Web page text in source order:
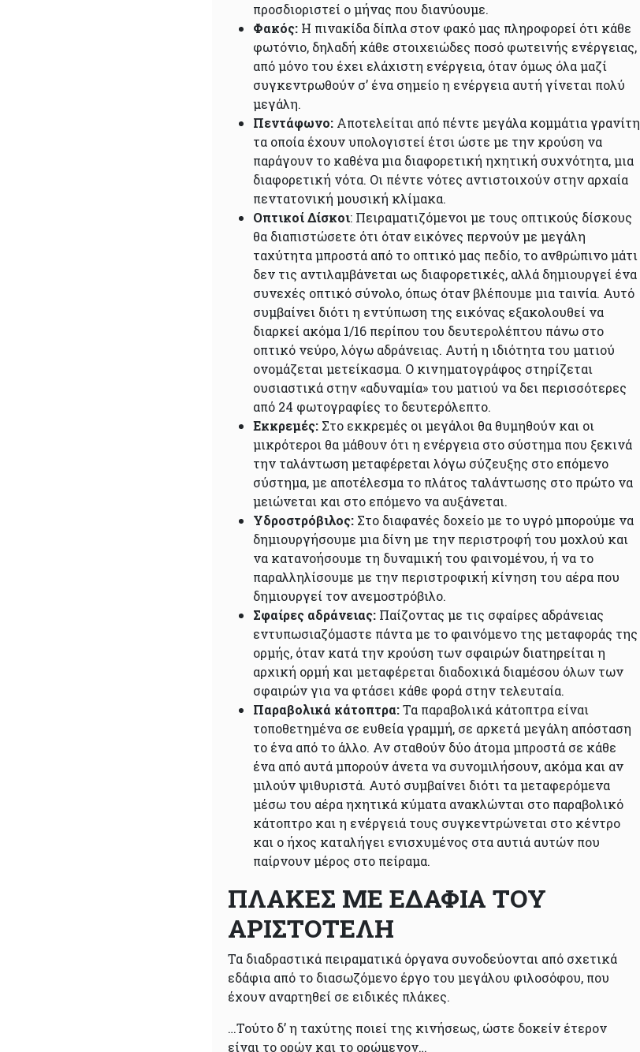
προσδιοριστεί ο μήνας που διανύουμε.
Φακός: Η πινακίδα δίπλα στον φακό μας πληροφορεί ότι κάθε
φωτόνιο, δηλαδή κάθε στοιχειώδες ποσό φωτεινής ενέργειας,
από μόνο του έχει ελάχιστη ενέργεια, όταν όμως όλα μαζί
συγκεντρωθούν σ’ ένα σημείο η ενέργεια αυτή γίνεται πολύ
μεγάλη.
Πεντάφωνο:Αποτελείται από πέντε μεγάλα κομμάτια γρανίτη
τα οποία έχουν υπολογιστεί έτσι ώστε με την κρούση να
παράγουν το καθένα μια διαφορετική ηχητική συχνότητα, μια
διαφορετική νότα. Οι πέντε νότες αντιστοιχούν στην αρχαία
πεντατονική μουσική κλίμακα.
Οπτικοί Δίσκοι: Πειραματιζόμενοι με τους οπτικούς δίσκους
θα διαπιστώσετε ότι όταν εικόνες περνούν με μεγάλη
ταχύτητα μπροστά από το οπτικό μας πεδίο, το ανθρώπινο μάτι
δεν τις αντιλαμβάνεται ως διαφορετικές, αλλά δημιουργεί ένα
συνεχές οπτικό σύνολο, όπως όταν βλέπουμε μια ταινία. Αυτό
συμβαίνει διότι η εντύπωση της εικόνας εξακολουθεί να
διαρκεί ακόμα 1/16 περίπου του δευτερολέπτου πάνω στο
οπτικό νεύρο, λόγω αδράνειας. Αυτή η ιδιότητα του ματιού
ονομάζεται μετείκασμα. Ο κινηματογράφος στηρίζεται
ουσιαστικά στην «αδυναμία» του ματιού να δει περισσότερες
από 24 φωτογραφίες το δευτερόλεπτο.
Εκκρεμές:Στο εκκρεμές οι μεγάλοι θα θυμηθούν και οι
μικρότεροι θα μάθουν ότι η ενέργεια στο σύστημα που ξεκινά
την ταλάντωση μεταφέρεται λόγω σύζευξης στο επόμενο
σύστημα, με αποτέλεσμα το πλάτος ταλάντωσης στο πρώτο να
μειώνεται και στο επόμενο να αυξάνεται.
Υδροστρόβιλος:Στο διαφανές δοχείο με το υγρό μπορούμε να
δημιουργήσουμε μια δίνη με την περιστροφή του μοχλού και
να κατανοήσουμε τη δυναμική του φαινομένου, ή να το
παραλληλίσουμε με την περιστροφική κίνηση του αέρα που
δημιουργεί τον ανεμοστρόβιλο.
Σφαίρες αδράνειας: Παίζοντας με τις σφαίρες αδράνειας
εντυπωσιαζόμαστε πάντα με το φαινόμενο της μεταφοράς της
ορμής, όταν κατά την κρούση των σφαιρών διατηρείται η
αρχική ορμή και μεταφέρεται διαδοχικά διαμέσου όλων των
σφαιρών για να φτάσει κάθε φορά στην τελευταία.
Παραβολικά κάτοπτρα:Τα παραβολικά κάτοπτρα είναι
τοποθετημένα σε ευθεία γραμμή, σε αρκετά μεγάλη απόσταση
το ένα από το άλλο. Αν σταθούν δύο άτομα μπροστά σε κάθε
ένα από αυτά μπορούν άνετα να συνομιλήσουν, ακόμα και αν
μιλούν ψιθυριστά. Αυτό συμβαίνει διότι τα μεταφερόμενα
μέσω του αέρα ηχητικά κύματα ανακλώνται στο παραβολικό
κάτοπτρο και η ενέργειά τους συγκεντρώνεται στο κέντρο
και ο ήχος καταλήγει ενισχυμένος στα αυτιά αυτών που
παίρνουν μέρος στο πείραμα.
ΠΛΑΚΕΣ ΜΕ ΕΔΑΦΙΑ ΤΟΥ
ΑΡΙΣΤΟΤΕΛΗ
Τα διαδραστικά πειραματικά όργανα συνοδεύονται από σχετικά
εδάφια από το διασωζόμενο έργο του μεγάλου φιλοσόφου, που
έχουν αναρτηθεί σε ειδικές πλάκες.
…Τούτο δ’ η ταχύτης ποιεί της κινήσεως, ώστε δοκείν έτερον
είναι το ορών και το ορώμενον…